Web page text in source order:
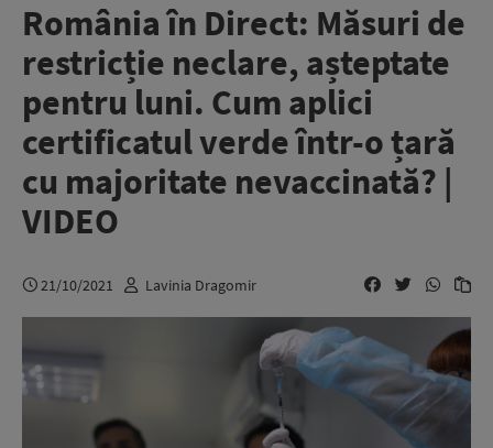
România în Direct: Măsuri de
restricție neclare, așteptate
pentru luni. Cum aplici
certificatul verde într-o țară
cu majoritate nevaccinată? |
VIDEO
21/10/2021 Lavinia Dragomir